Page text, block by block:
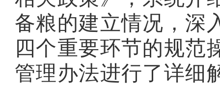
备粮的建立情况，深
四个重要环节的规范
管理办法进行了详细